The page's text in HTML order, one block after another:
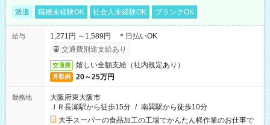
派遣 職種未経験OK 社会人未経験OK ブランクOK
給与
1,271円 ～1,589円 ＊日払いOK
交通費別途支給あり
交通費 嬉しい全額支給（社内規定あり）
月収例 20～25万円
勤務地
大阪府東大阪市
ＪＲ長瀬駅から徒歩15分 / 南巽駅から徒歩10分
大手スーパーの食品加工の工場でかんたん軽作業のお仕事で